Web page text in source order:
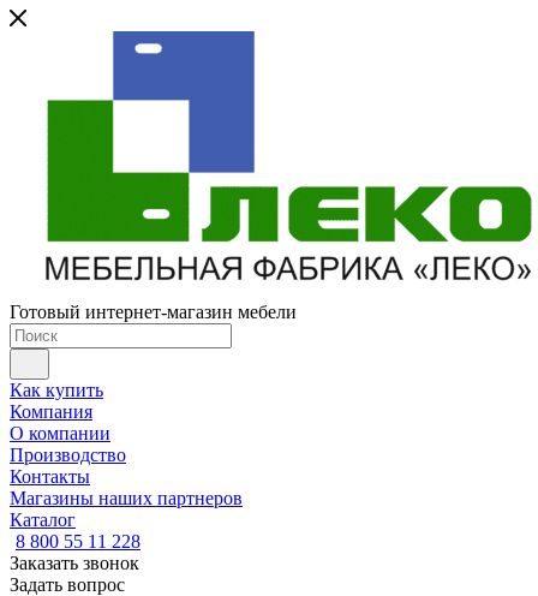
Готовый интернет-магазин мебели
Как купить
Компания
О компании
Производство
Контакты
Магазины наших партнеров
Каталог
8 800 55 11 228
Заказать звонок
Задать вопрос